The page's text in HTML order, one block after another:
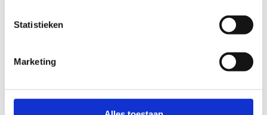
Statistieken
Marketing